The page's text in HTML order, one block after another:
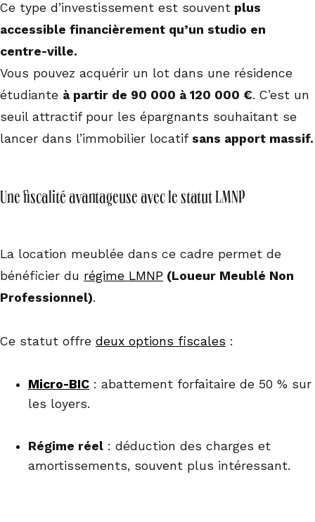
Ce type d’investissement est souvent plus
accessible financièrement qu’un studio en
centre-ville.
Vous pouvez acquérir un lot dans une résidence
étudiante à partir de 90 000 à 120 000 €. C’est un
seuil attractif pour les épargnants souhaitant se
lancer dans l’immobilier locatif sans apport massif.
Une fiscalité avantageuse avec le statut LMNP
La location meublée dans ce cadre permet de
bénéficier du régime LMNP (Loueur Meublé Non
Professionnel).
Ce statut offre deux options fiscales :
Micro-BIC : abattement forfaitaire de 50 % sur
les loyers.
Régime réel : déduction des charges et
amortissements, souvent plus intéressant.